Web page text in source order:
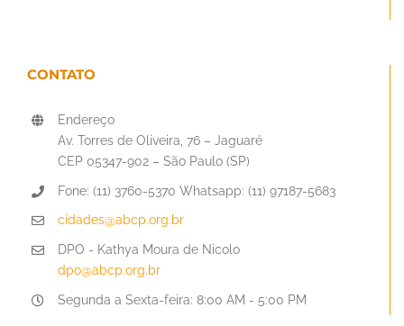
CONTATO
Endereço
Av. Torres de Oliveira, 76 – Jaguaré
CEP 05347-902 – São Paulo (SP)
Fone: (11) 3760-5370 Whatsapp: (11) 97187-5683
cidades@abcp.org.br
DPO - Kathya Moura de Nicolo
dpo@abcp.org.br
Segunda a Sexta-feira: 8:00 AM - 5:00 PM